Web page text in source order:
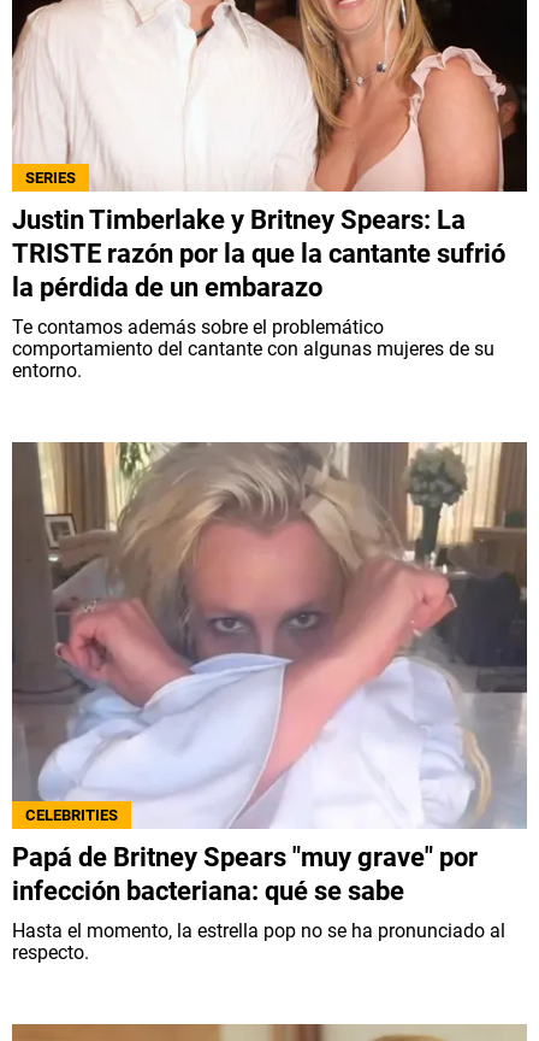
SERIES
Justin Timberlake y Britney Spears: La
TRISTE razón por la que la cantante sufrió
la pérdida de un embarazo
Te contamos además sobre el problemático
comportamiento del cantante con algunas mujeres de su
entorno.
CELEBRITIES
Papá de Britney Spears "muy grave" por
infección bacteriana: qué se sabe
Hasta el momento, la estrella pop no se ha pronunciado al
respecto.